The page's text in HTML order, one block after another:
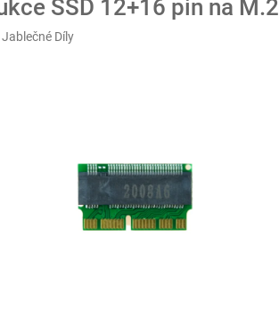
SSD 12+16 pin na M.2
Jablečné Díly